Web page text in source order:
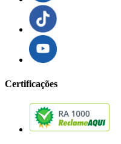
Certificações